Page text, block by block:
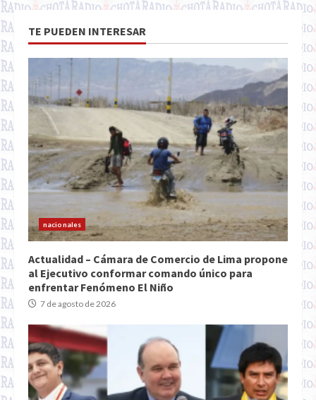
TE PUEDEN INTERESAR
nacionales
Actualidad – Cámara de Comercio de Lima propone
al Ejecutivo conformar comando único para
enfrentar Fenómeno El Niño
7 de agosto de 2026